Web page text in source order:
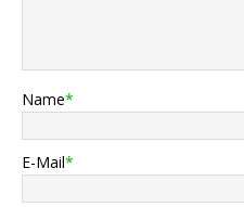
Name*
E-Mail*